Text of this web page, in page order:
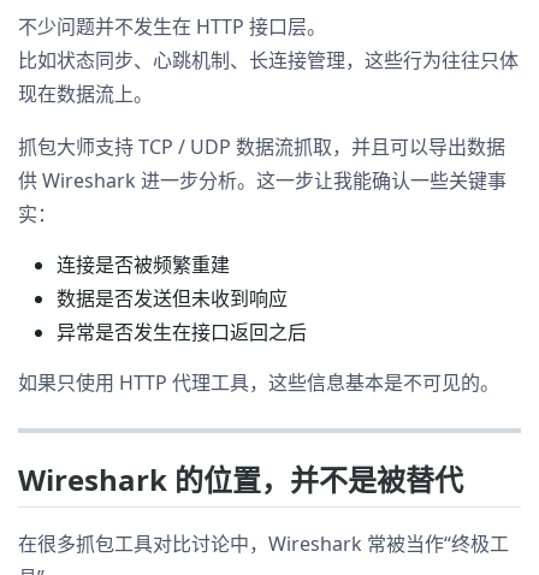
不少问题并不发生在 HTTP 接口层。
比如状态同步、心跳机制、长连接管理，这些行为往往只体
现在数据流上。
抓包大师支持 TCP / UDP 数据流抓取，并且可以导出数据
供 Wireshark 进一步分析。这一步让我能确认一些关键事
实：
连接是否被频繁重建
数据是否发送但未收到响应
异常是否发生在接口返回之后
如果只使用 HTTP 代理工具，这些信息基本是不可见的。
Wireshark 的位置，并不是被替代
在很多抓包工具对比讨论中，Wireshark 常被当作“终极工